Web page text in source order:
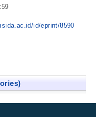
id/eprint/8590